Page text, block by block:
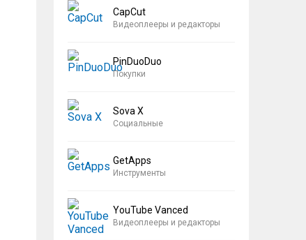
CapCut
Видеоплееры и редакторы
PinDuoDuo
Покупки
Sova X
Социальные
GetApps
Инструменты
YouTube Vanced
Видеоплееры и редакторы